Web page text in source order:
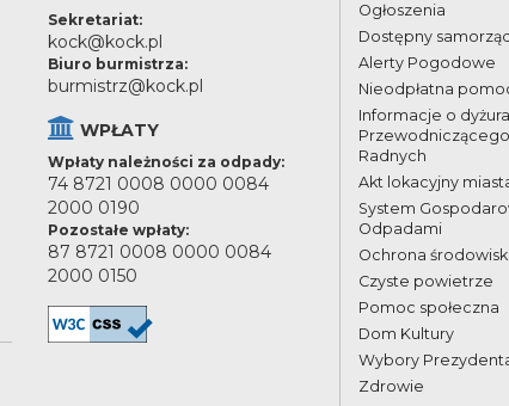
Sekretariat:
kock@kock.pl
Biuro burmistrza:
burmistrz@kock.pl
WPŁATY
Wpłaty należności za odpady:
74 8721 0008 0000 0084
2000 0190
Pozostałe wpłaty:
87 8721 0008 0000 0084
2000 0150
Ogłoszenia
Dostępny
Alerty Pogodowe
Nieodpłatna
Informacje o
Radnych
Akt lokacyjny
System
Odpadami
Ochrona
Czyste powietrze
Pomoc społeczna
Dom Kultury
Wybory
Zdrowie